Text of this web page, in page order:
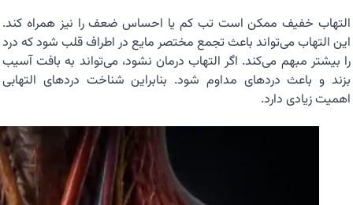
التهاب خفیف ممکن است تب کم یا احساس ضعف را نیز همراه کند.
این التهاب می‌تواند باعث تجمع مختصر مایع در اطراف قلب شود که درد
را بیشتر مبهم می‌کند. اگر التهاب درمان نشود، می‌تواند به بافت آسیب
بزند و باعث دردهای مداوم شود. بنابراین شناخت دردهای التهابی
اهمیت زیادی دارد.